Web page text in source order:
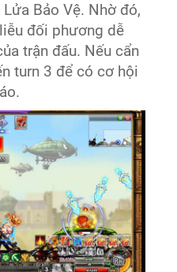
Bảo Vệ. Nhờ đó,
đối phương dễ
trận đấu. Nếu cẩn
turn 3 để có cơ hội